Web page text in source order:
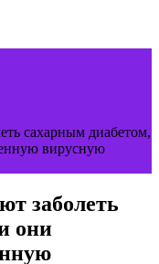
сахарным диабетом,
вирусную
заболеть
они